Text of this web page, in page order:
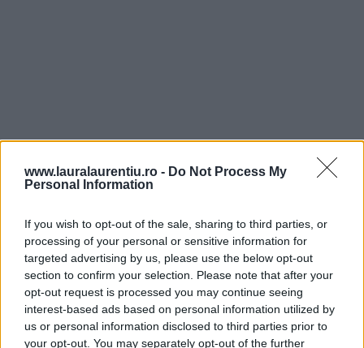
www.lauralaurentiu.ro - Do Not Process My
Personal Information
If you wish to opt-out of the sale, sharing to third parties, or
processing of your personal or sensitive information for
targeted advertising by us, please use the below opt-out
section to confirm your selection. Please note that after your
opt-out request is processed you may continue seeing
interest-based ads based on personal information utilized by
us or personal information disclosed to third parties prior to
your opt-out. You may separately opt-out of the further
5. Recomand ca aluatul pentru această pâine fără
gluten cu semințe și ovăz să se frământe cu mixerul. E
foarte lipicios, are o textură diferită de cea a aluaturilor
cu care suntem obișnuiți și, în plus, nu devine mai